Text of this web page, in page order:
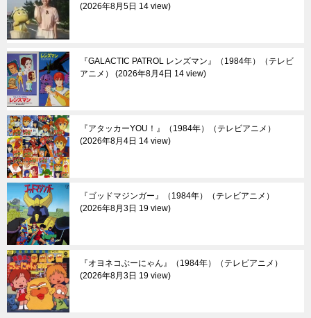
2026年8月5日 14 view
『GALACTIC PATROL レンズマン』（1984年）（テレビ
アニメ）
2026年8月4日 14 view
『アタッカーYOU！』（1984年）（テレビアニメ）
2026年8月4日 14 view
『ゴッドマジンガー』（1984年）（テレビアニメ）
2026年8月3日 19 view
『オヨネコぶーにゃん』（1984年）（テレビアニメ）
2026年8月3日 19 view